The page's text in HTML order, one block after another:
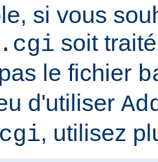
si vous
soit
le fichier
d'utiliser
, utilisez